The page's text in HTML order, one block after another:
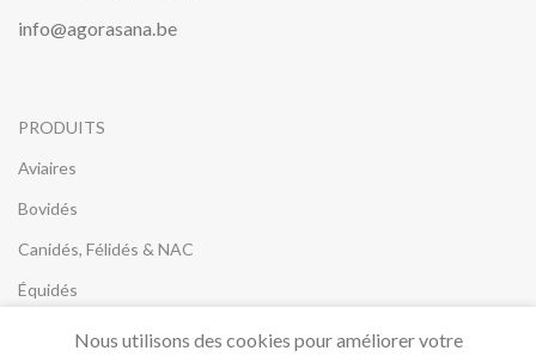
info@agorasana.be
PRODUITS
Aviaires
Bovidés
Canidés, Félidés & NAC
Équidés
Nous utilisons des cookies pour améliorer votre